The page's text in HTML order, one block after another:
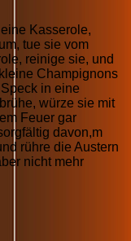
Kasserole,
tue sie vom
reinige sie, und
Champignons
in eine
würze sie mit
Feuer gar
davon,m
rühre die Austern
nicht mehr